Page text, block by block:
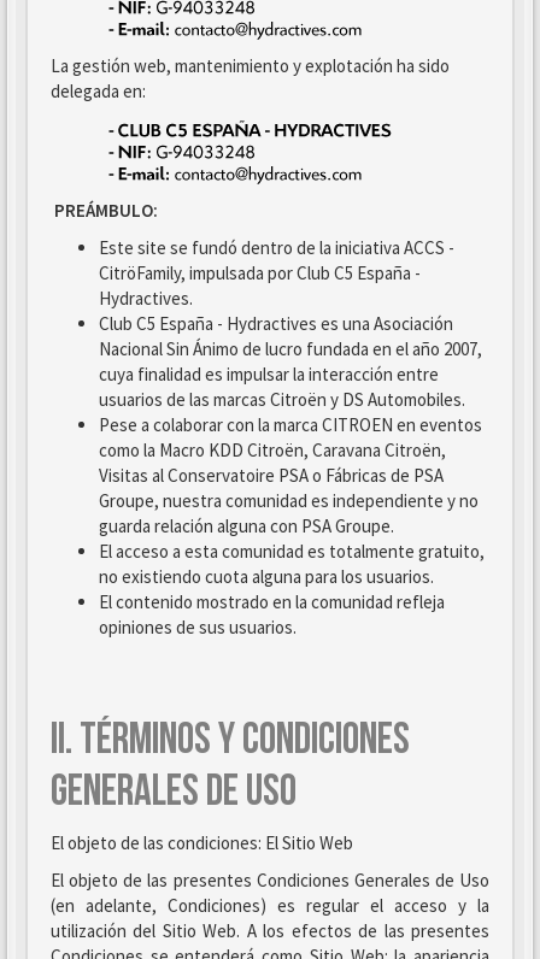
La gestión web, mantenimiento y explotación ha sido
delegada en:
PREÁMBULO:
Este site se fundó dentro de la iniciativa ACCS -
CitröFamily, impulsada por Club C5 España -
Hydractives.
Club C5 España - Hydractives es una Asociación
Nacional Sin Ánimo de lucro fundada en el año 2007,
cuya finalidad es impulsar la interacción entre
usuarios de las marcas Citroën y DS Automobiles.
Pese a colaborar con la marca CITROEN en eventos
como la Macro KDD Citroën, Caravana Citroën,
Visitas al Conservatoire PSA o Fábricas de PSA
Groupe, nuestra comunidad es independiente y no
guarda relación alguna con PSA Groupe.
El acceso a esta comunidad es totalmente gratuito,
no existiendo cuota alguna para los usuarios.
El contenido mostrado en la comunidad refleja
opiniones de sus usuarios.
II. TÉRMINOS Y CONDICIONES
GENERALES DE USO
El objeto de las condiciones: El Sitio Web
El objeto de las presentes Condiciones Generales de Uso
(en adelante, Condiciones) es regular el acceso y la
utilización del Sitio Web. A los efectos de las presentes